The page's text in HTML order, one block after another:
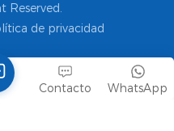
Reserved.
de privacidad
WhatsApp
Contacto